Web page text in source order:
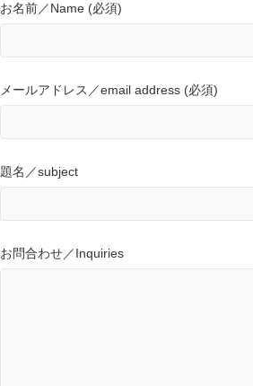
お名前／Name (必須)
メールアドレス／email address (必須)
題名／subject
お問合わせ／Inquiries